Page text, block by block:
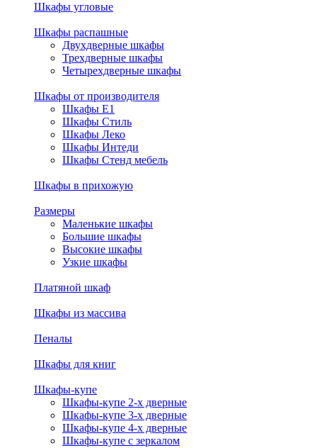
Шкафы угловые
Шкафы распашные
Двухдверные шкафы
Трехдверные шкафы
Четырехдверные шкафы
Шкафы от производителя
Шкафы E1
Шкафы Стиль
Шкафы Леко
Шкафы Интеди
Шкафы Стенд мебель
Шкафы в прихожую
Размеры
Маленькие шкафы
Большие шкафы
Высокие шкафы
Узкие шкафы
Платяной шкаф
Шкафы из массива
Пеналы
Шкафы для книг
Шкафы-купе
Шкафы-купе 2-х дверные
Шкафы-купе 3-х дверные
Шкафы-купе 4-х дверные
Шкафы-купе с зеркалом